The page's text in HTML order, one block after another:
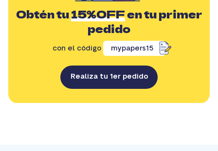
Obtén tu15%OFFen tu primer
pedido
con el código mypapers15
Realiza tu 1er pedido